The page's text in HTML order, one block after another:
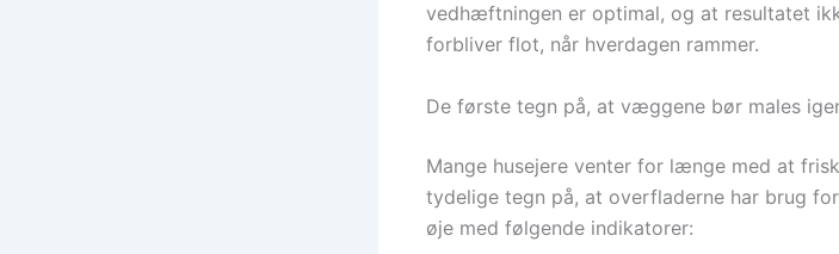
vedhæftningen er optimal, og at resultatet
forbliver flot, når hverdagen rammer.
De første tegn på, at væggene bør males
Mange husejere venter for længe med at
tydelige tegn på, at overfladerne har brug
øje med følgende indikatorer: